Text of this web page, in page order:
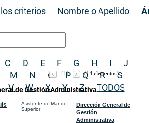
criterios
Nombre o Apellido
C D E F G H I
J
M N O P Q R
S
V W X Y Z TODOS
[1] (14 elementos)
de Gestión Administrativa
Asistente de Mando
Superior
Dirección General de
Gestión
Administrativa